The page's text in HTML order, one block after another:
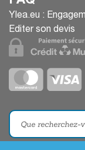
Ylea.eu :
Editer son devis